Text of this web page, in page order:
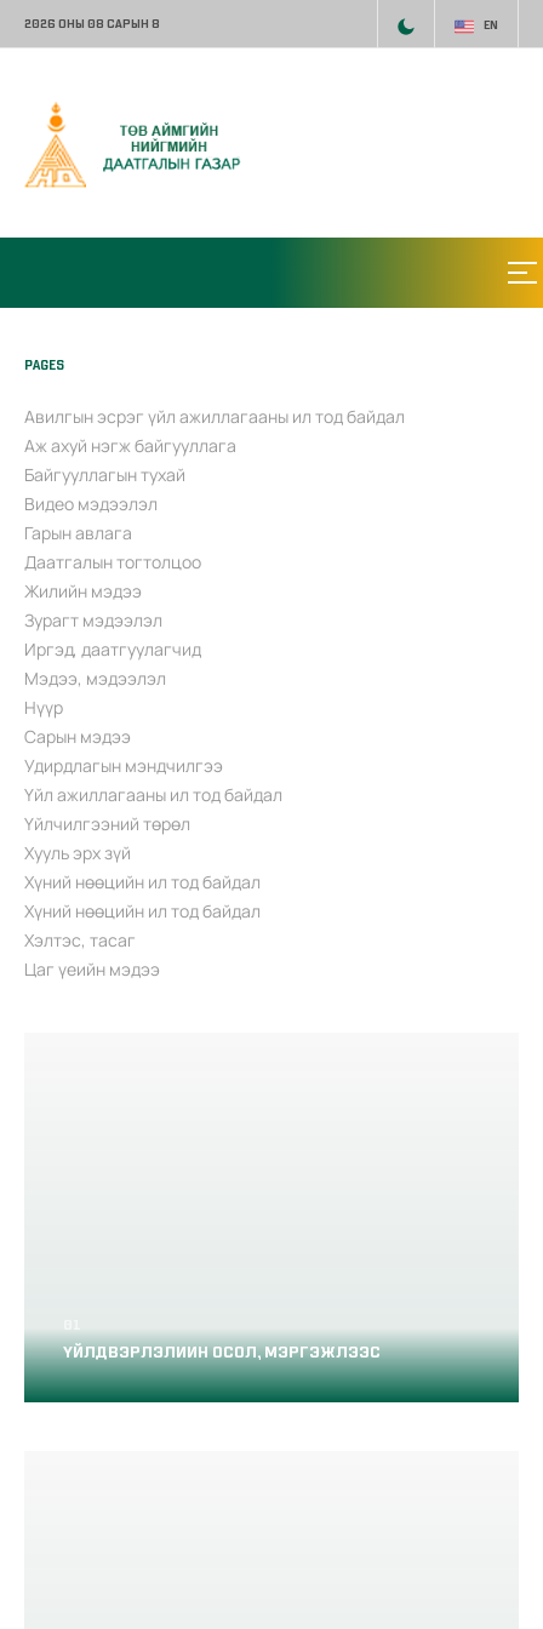
2026 ОНЫ 08 САРЫН 8 EN
PAGES
Авилгын эсрэг үйл ажиллагааны ил тод байдал
Аж ахуй нэгж байгууллага
Байгууллагын тухай
Видео мэдээлэл
Гарын авлага
Даатгалын тогтолцоо
Жилийн мэдээ
Зурагт мэдээлэл
Иргэд, даатгуулагчид
Мэдээ, мэдээлэл
Нүүр
Сарын мэдээ
Удирдлагын мэндчилгээ
Үйл ажиллагааны ил тод байдал
Үйлчилгээний төрөл
Хууль эрх зүй
Хүний нөөцийн ил тод байдал
Хүний нөөцийн ил тод байдал
Хэлтэс, тасаг
Цаг үеийн мэдээ
ҮЙЛДВЭРЛЭЛИИН ОСОЛ, МЭРГЭЖЛЭЭС
ШАЛТГААЛСАН ӨВЧНИЙ ДААТГАЛ